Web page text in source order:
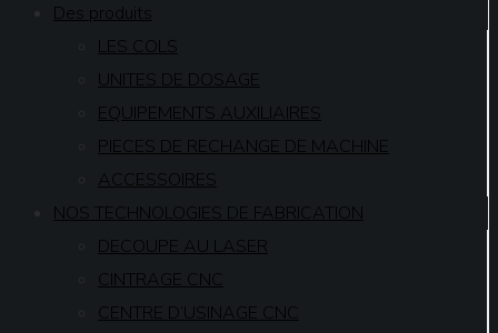
Des produits
LES COLS
UNITES DE DOSAGE
EQUIPEMENTS AUXILIAIRES
PIECES DE RECHANGE DE MACHINE
ACCESSOIRES
NOS TECHNOLOGIES DE FABRICATION
DECOUPE AU LASER
CINTRAGE CNC
CENTRE D’USINAGE CNC